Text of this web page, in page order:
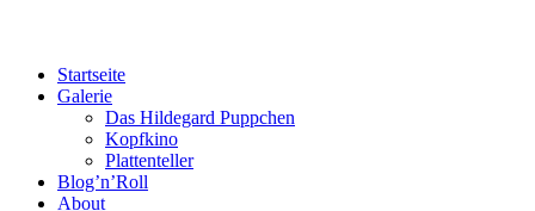
Startseite
Galerie
Das Hildegard Puppchen
Kopfkino
Plattenteller
Blog’n’Roll
About